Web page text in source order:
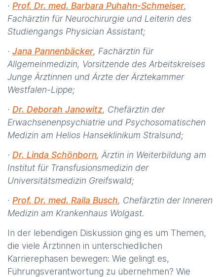
· Prof. Dr. med. Barbara Puhahn-Schmeiser,
Fachärztin für Neurochirurgie und Leiterin des
Studiengangs Physician Assistant;
· Jana Pannenbäcker, Fachärztin für
Allgemeinmedizin, Vorsitzende des Arbeitskreises
Junge Ärztinnen und Ärzte der Ärztekammer
Westfalen-Lippe;
· Dr. Deborah Janowitz, Chefärztin der
Erwachsenenpsychiatrie und Psychosomatischen
Medizin am Helios Hanseklinikum Stralsund;
· Dr. Linda Schönborn, Ärztin in Weiterbildung am
Institut für Transfusionsmedizin der
Universitätsmedizin Greifswald;
· Prof. Dr. med. Raila Busch, Chefärztin der Inneren
Medizin am Krankenhaus Wolgast.
In der lebendigen Diskussion ging es um Themen,
die viele Ärztinnen in unterschiedlichen
Karrierephasen bewegen: Wie gelingt es,
Führungsverantwortung zu übernehmen? Wie